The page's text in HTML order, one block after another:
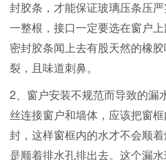
封胶条，才能保证玻璃压条压
一整根，接口一定要选在窗户
密封胶条闻上去有股天然的橡
裂，且味道刺鼻。
2、窗户安装不规范而导致的漏
丝连接窗户和墙体，应该把窗
封，这样窗框内的水才不会顺
是顺着排水孔排出去。这个漏